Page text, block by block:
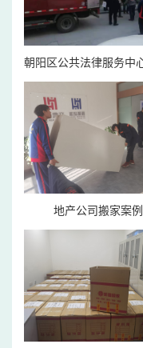
地产公司搬家案例